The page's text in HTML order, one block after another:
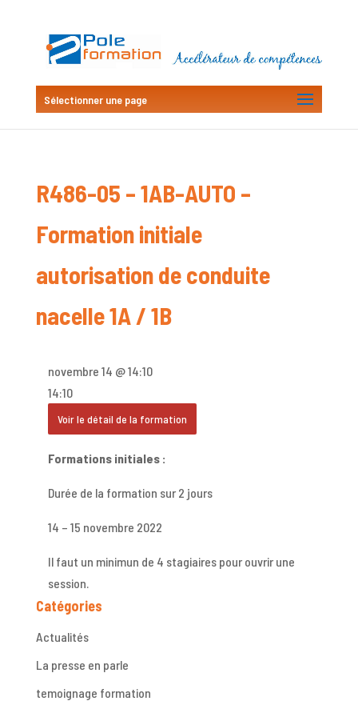
Sélectionner une page
R486-05 – 1AB-AUTO –
Formation initiale
autorisation de conduite
nacelle 1A / 1B
Formations initiales :
Durée de la formation sur 2 jours
14 – 15 novembre 2022
Il faut un minimun de 4 stagiaires pour ouvrir une
session.
novembre 14 @ 14:10
14:10
Voir le détail de la formation
Catégories
Actualités
La presse en parle
temoignage formation